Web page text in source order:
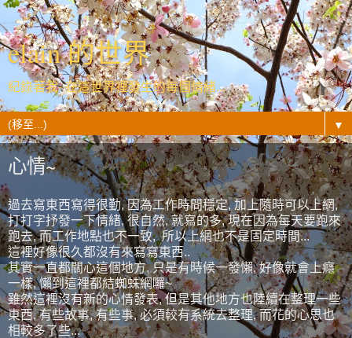
elain 的世界
紀錄著我- 在這世界裡發生的每個情緒...
▼
心情~
過去寫東西寫得很勤, 因為工作時間穩定, 加上隨時可以上網,
打打字抒發一下情緒, 很自然, 就寫的多, 現在因為每天要跑來
跑去, 而工作地點也不一致, 所以上網也不是固定時間...
這裡好像很久都沒有來寫寫東西..
其實一直都關心這個地方, 只是有時候一發懶, 好像就會上癮
一樣, 懶到這裡都結蜘蛛網囉~
雖然這裡沒有新的心情發表, 但是其他地方也陸續在整理一些
東西, 有些故事, 有些事, 必須較有系統去整理, 而花的心思也
相較多了些...